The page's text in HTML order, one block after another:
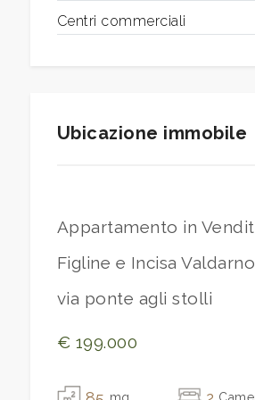
Centri commerciali
Ubicazione immobile
Appartamento in
Figline e Incisa
via ponte agli stolli
€ 199.000
Giardino
Balcone/Terrazzo
Nuova costruzione
Lusso